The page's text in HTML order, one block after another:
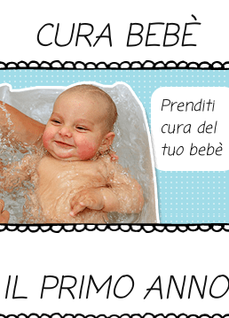
CURA BEBÈ
Prenditi
cura del
tuo bebè
IL PRIMO ANNO